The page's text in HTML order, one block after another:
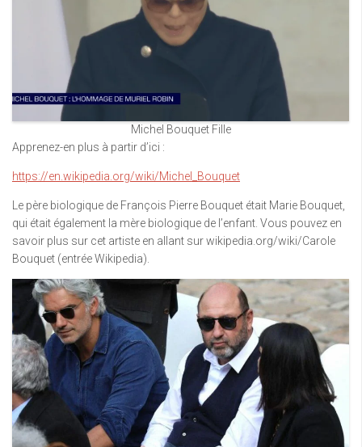
Michel Bouquet Fille
Apprenez-en plus à partir d’ici :
https://en.wikipedia.org/wiki/Michel_Bouquet
Le père biologique de François Pierre Bouquet était Marie Bouquet,
qui était également la mère biologique de l’enfant. Vous pouvez en
savoir plus sur cet artiste en allant sur wikipedia.org/wiki/Carole
Bouquet (entrée Wikipedia).